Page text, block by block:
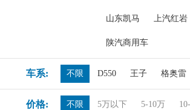
山东凯马 上汽红岩
陕汽商用车
车系: 不限 D550 王子 格奥雷
价格: 不限 5万以下 5-10万